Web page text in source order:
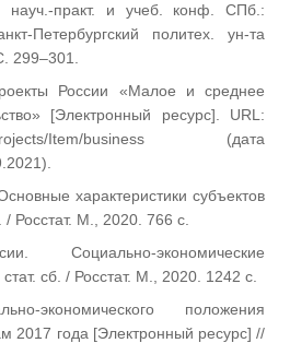
науч.-практ. и учеб. конф. СПб.:
Петербургский политех. ун-та
299–301.
России «Малое и среднее
[Электронный ресурс]. URL:
Projects/Item/business (дата
характеристики субъектов
Росстат. М., 2020. 766 с.
Социально-экономические
сб. / Росстат. М., 2020. 1242 с.
экономического положения
2017 года [Электронный ресурс] //